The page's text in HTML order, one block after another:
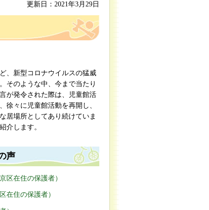
更新日：2021年3月29日
、新型コロナウイルスの猛威
そのような中、今まで当たり
が発令された際は、児童館活
徐々に児童館活動を再開し、
居場所としてあり続けていま
介します。
声
京区在住の保護者）
在住の保護者）